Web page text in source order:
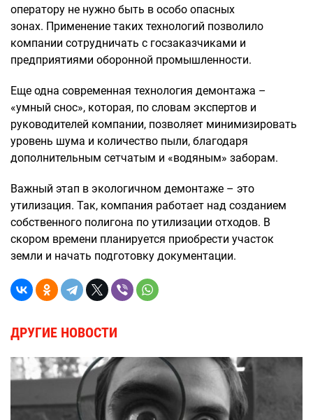
оператору не нужно быть в особо опасных
зонах. Применение таких технологий позволило
компании сотрудничать с госзаказчиками и
предприятиями оборонной промышленности.
Еще одна современная технология демонтажа –
«умный снос», которая, по словам экспертов и
руководителей компании, позволяет минимизировать
уровень шума и количество пыли, благодаря
дополнительным сетчатым и «водяным» заборам.
Важный этап в экологичном демонтаже – это
утилизация. Так, компания работает над созданием
собственного полигона по утилизации отходов. В
скором времени планируется приобрести участок
земли и начать подготовку документации.
ДРУГИЕ НОВОСТИ